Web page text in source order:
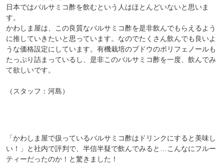
日本ではバルサミコ酢を飲むという人はほとんどいないと思いま
す。
かわしま屋は、この良質なバルサミコ酢を是非飲んでもらえるよう
に推していきたいと思っています。なのでたくさん飲んでも良いよ
うな価格設定にしています。有機栽培のブドウのポリフェノールも
たっぷり詰まっているし、是非このバルサミコ酢を一度、飲んでみ
て欲しいです。
（スタッフ：河島）
「かわしま屋で扱っているバルサミコ酢はドリンクにすると美味し
い！」と社内で評判で、半信半疑で飲んでみると…こんなにフルー
ティーだったのか！と驚きました！